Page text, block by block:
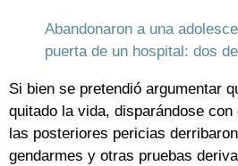
Abandonaron a una
puerta de un hospital: dos
Si bien se pretendió argumentar
quitado la vida, disparándose
las posteriores pericias
gendarmes y otras pruebas